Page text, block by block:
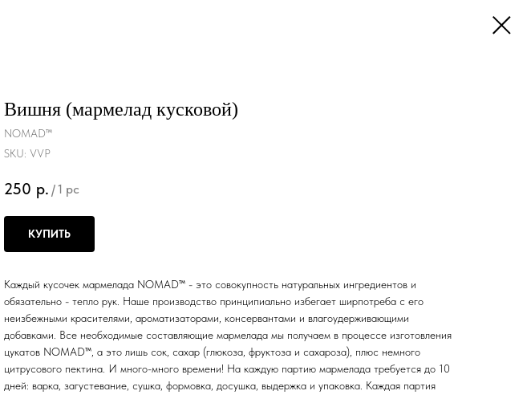
Вишня (мармелад кусковой)
NOMAD™
SKU: VVP
250 р. /1 pc
КУПИТЬ
Каждый кусочек мармелада NOMAD™ - это совокупность натуральных ингредиентов и
обязательно - тепло рук. Наше производство принципиально избегает ширпотреба с его
неизбежными красителями, ароматизаторами, консервантами и влагоудерживающими
добавками. Все необходимые составляющие мармелада мы получаем в процессе изготовления
цукатов NOMAD™, а это лишь сок, сахар (глюкоза, фруктоза и сахароза), плюс немного
цитрусового пектина. И много-много времени! На каждую партию мармелада требуется до 10
дней: варка, загустевание, сушка, формовка, досушка, выдержка и упаковка. Каждая партия